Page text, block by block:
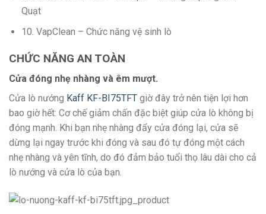
Quạt
10. VapClean – Chức năng vệ sinh lò
CHỨC NĂNG AN TOÀN
Cửa đóng nhẹ nhàng và êm mượt.
Cửa lò nướng Kaff KF-BI75TFT giờ đây trở nên tiện lợi hơn
bao giờ hết: Cơ chế giảm chấn đặc biệt giúp cửa lò không bị
đóng mạnh. Khi bạn nhẹ nhàng đẩy cửa đóng lại, cửa sẽ
dừng lại ngay trước khi đóng và sau đó tự đóng một cách
nhẹ nhàng và yên tĩnh, do đó đảm bảo tuổi thọ lâu dài cho cả
lò nướng và cửa lò của bạn.